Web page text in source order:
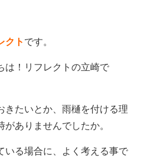
クト です。
は！リフレクトの立崎で
きたいとか、雨樋を付ける理
ありませんでしたか。
いる場合に、よく考える事で